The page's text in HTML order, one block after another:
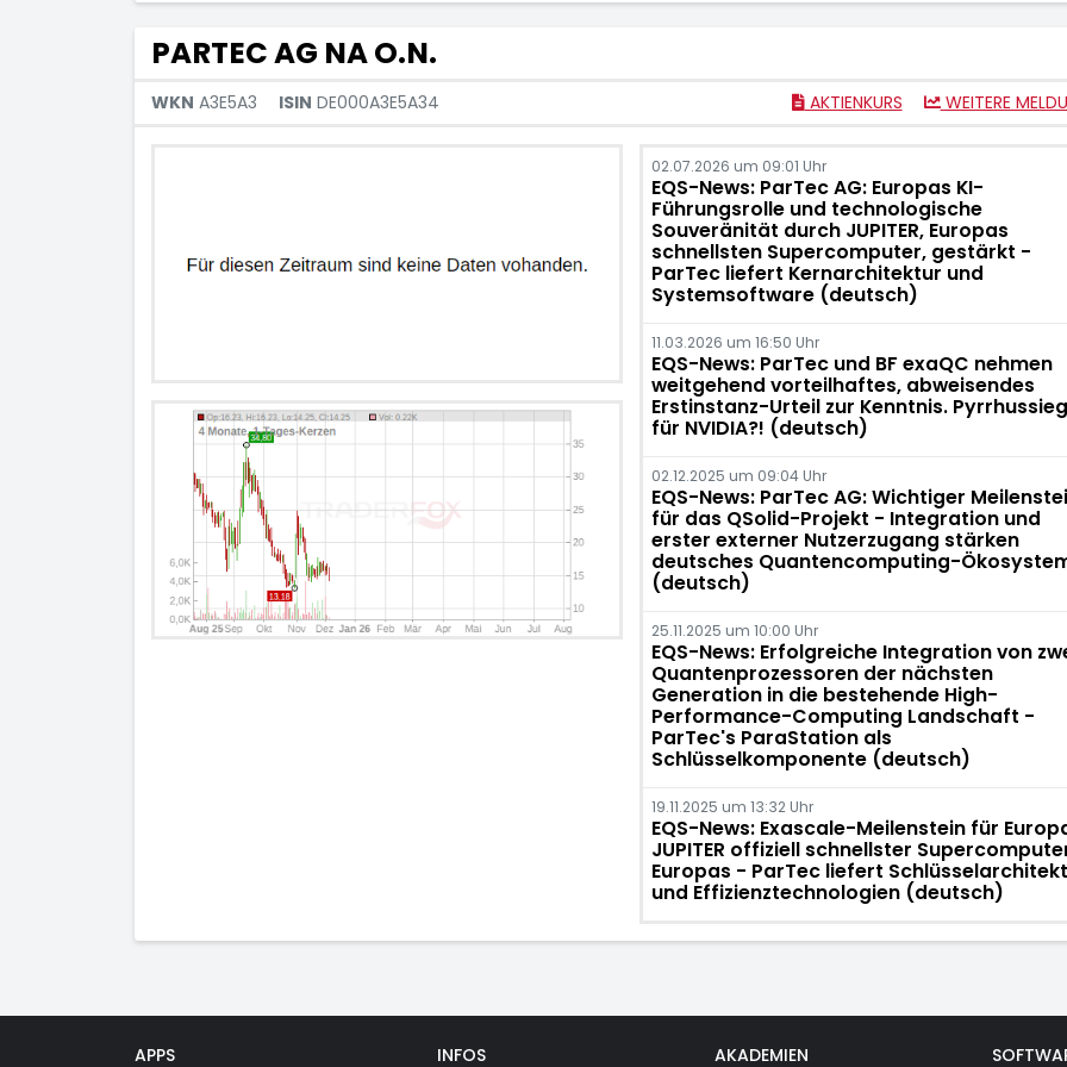
PARTEC AG NA O.N.
WKN A3E5A3 ISIN DE000A3E5A34 AKTIENKURS WEITERE
02.07.2026 um 09:01 Uhr
EQS-News: ParTec AG: Europas KI-
Führungsrolle und technologische
Souveränität durch JUPITER, Europas
schnellsten Supercomputer, gestärkt -
ParTec liefert Kernarchitektur und
Systemsoftware (deutsch)
11.03.2026 um 16:50 Uhr
EQS-News: ParTec und BF exaQC nehmen
weitgehend vorteilhaftes, abweisendes
Erstinstanz-Urteil zur Kenntnis. Pyrrhussieg
für NVIDIA?! (deutsch)
02.12.2025 um 09:04 Uhr
EQS-News: ParTec AG: Wichtiger
für das QSolid-Projekt - Integration und
erster externer Nutzerzugang stärken
deutsches Quantencomputing-
(deutsch)
25.11.2025 um 10:00 Uhr
EQS-News: Erfolgreiche Integration von
Quantenprozessoren der nächsten
Generation in die bestehende High-
Performance-Computing Landschaft -
ParTec's ParaStation als
Schlüsselkomponente (deutsch)
19.11.2025 um 13:32 Uhr
EQS-News: Exascale-Meilenstein für
JUPITER offiziell schnellster
Europas - ParTec liefert
und Effizienztechnologien (deutsch)
APPS INFOS AKADEMIEN